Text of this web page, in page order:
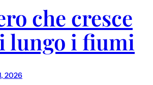
che cresce
lungo i fiumi
2026